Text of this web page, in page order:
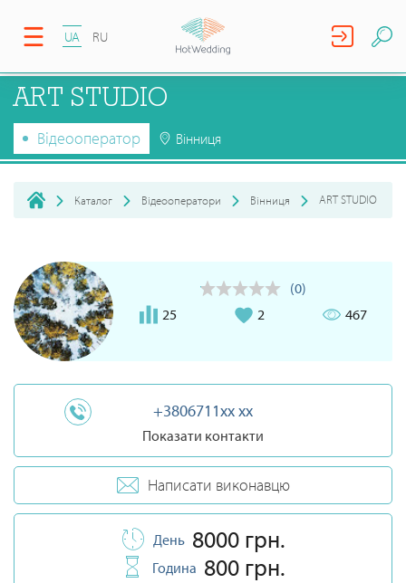
UA RU
ART STUDIO
Відеооператор Вінниця
Каталог Відеооператори Вінниця ART STUDIO
(0)
25
2 467
+3806711xx xx
Показати контакти
Написати виконавцю
День 8000 грн.
Година 800 грн.